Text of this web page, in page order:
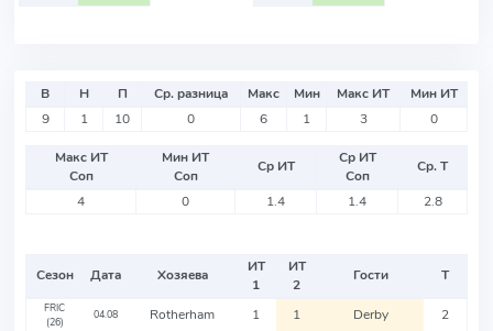
В Н П Ср. разница Макс Мин Макс ИТ
Мин ИТ
9
1 10 0 6 1 3 0
Макс ИТ
Соп
Мин ИТ
Соп
Ср ИТ
Ср ИТ
Соп
Ср. Т
4
0 1.4 1.4 2.8
Сезон Дата Хозяева
ИТ
1
ИТ
2
Гости Т
FRIC
(26)
04.08 Rotherham 1 1 Derby 2